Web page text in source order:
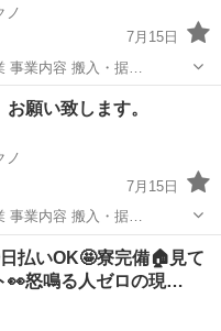
ノ
7月15日
事業内容 搬入・据…
重量鳶
願い致します。
ノ
7月15日
事業内容 搬入・据…
重量鳶
払いOK🤩寮完備🏠見て
👀怒鳴る人ゼロの現…